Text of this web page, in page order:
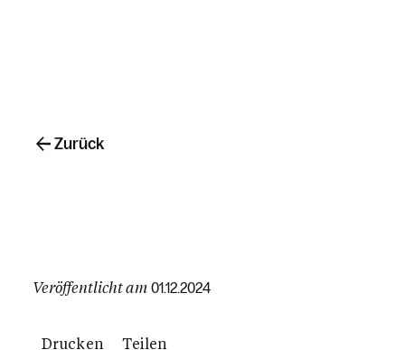
Veröffentlicht am 01.12.2024
Drucken Teilen
Zurück